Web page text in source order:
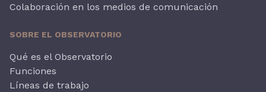
Colaboración en los medios de comunicación
SOBRE EL OBSERVATORIO
Qué es el Observatorio
Funciones
Líneas de trabajo